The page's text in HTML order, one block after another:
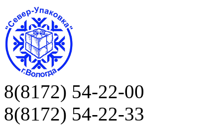
8(8172) 54-22-00
8(8172) 54-22-33